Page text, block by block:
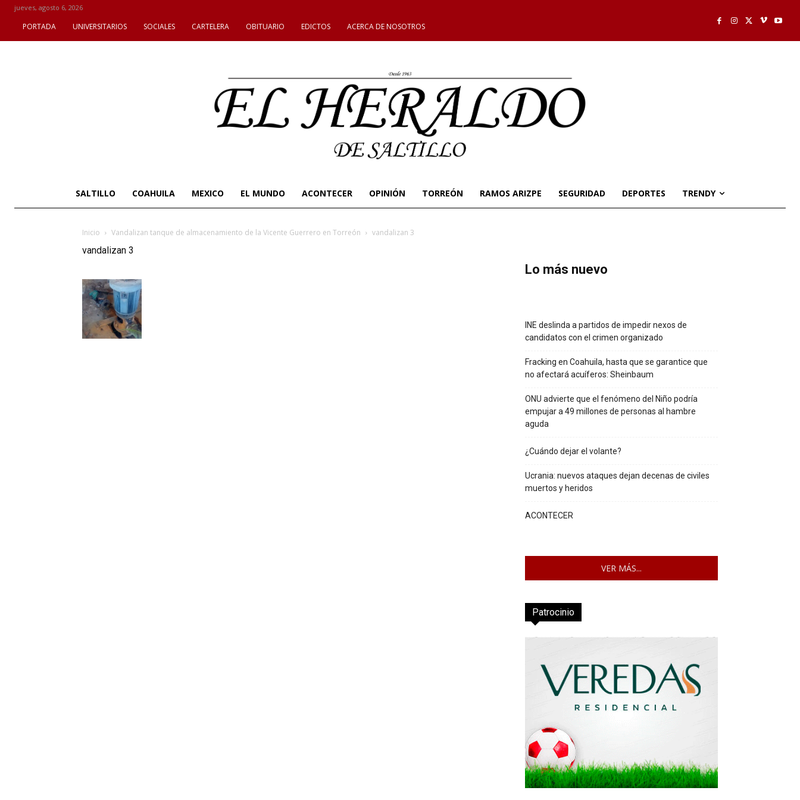
jueves, agosto 6, 2026
PORTADA UNIVERSITARIOS SOCIALES CARTELERA OBITUARIO EDICTOS ACERCA DE NOSOTROS
SALTILLO COAHUILA MEXICO EL MUNDO ACONTECER OPINIÓN TORREÓN RAMOS ARIZPE SEGURIDAD DEPORTES TRENDY
Inicio Vandalizan tanque de almacenamiento de la Vicente Guerrero en Torreón vandalizan 3
vandalizan 3
Lo más nuevo
INE deslinda a partidos de impedir nexos de
candidatos con el crimen organizado
Fracking en Coahuila, hasta que se garantice que
no afectará acuíferos: Sheinbaum
ONU advierte que el fenómeno del Niño podría
empujar a 49 millones de personas al hambre
aguda
¿Cuándo dejar el volante?
Ucrania: nuevos ataques dejan decenas de civiles
muertos y heridos
ACONTECER
VER MÁS...
Patrocinio